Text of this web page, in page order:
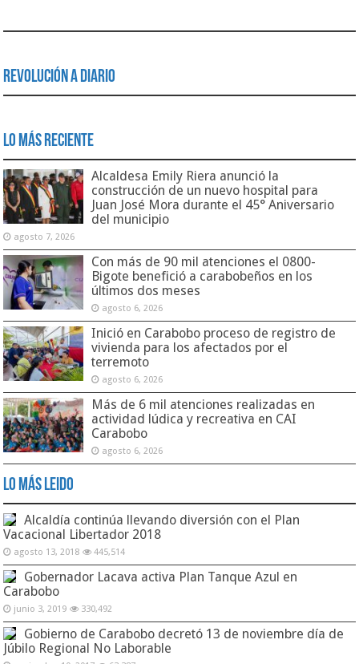
Revolución a Diario
Lo Más Reciente
Alcaldesa Emily Riera anunció la
construcción de un nuevo hospital para
Juan José Mora durante el 45° Aniversario
del municipio
agosto 7, 2026
Con más de 90 mil atenciones el 0800-
Bigote benefició a carabobeños en los
últimos dos meses
agosto 6, 2026
Inició en Carabobo proceso de registro de
vivienda para los afectados por el
terremoto
agosto 6, 2026
Más de 6 mil atenciones realizadas en
actividad lúdica y recreativa en CAI
Carabobo
agosto 6, 2026
Lo Más Leido
Alcaldía continúa llevando diversión con el Plan
Vacacional Libertador 2018
agosto 13, 2018 445,514
Gobernador Lacava activa Plan Tanque Azul en
Carabobo
junio 3, 2019 330,492
Gobierno de Carabobo decretó 13 de noviembre día de
Júbilo Regional No Laborable